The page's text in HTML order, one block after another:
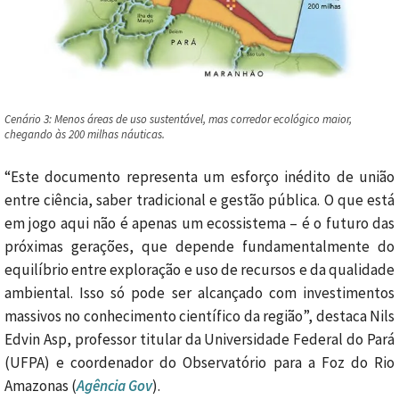
Cenário 3: Menos áreas de uso sustentável, mas corredor ecológico maior,
chegando às 200 milhas náuticas.
“Este documento representa um esforço inédito de união
entre ciência, saber tradicional e gestão pública. O que está
em jogo aqui não é apenas um ecossistema – é o futuro das
próximas gerações, que depende fundamentalmente do
equilíbrio entre exploração e uso de recursos e da qualidade
ambiental. Isso só pode ser alcançado com investimentos
massivos no conhecimento científico da região”, destaca Nils
Edvin Asp, professor titular da Universidade Federal do Pará
(UFPA) e coordenador do Observatório para a Foz do Rio
Amazonas (Agência Gov).